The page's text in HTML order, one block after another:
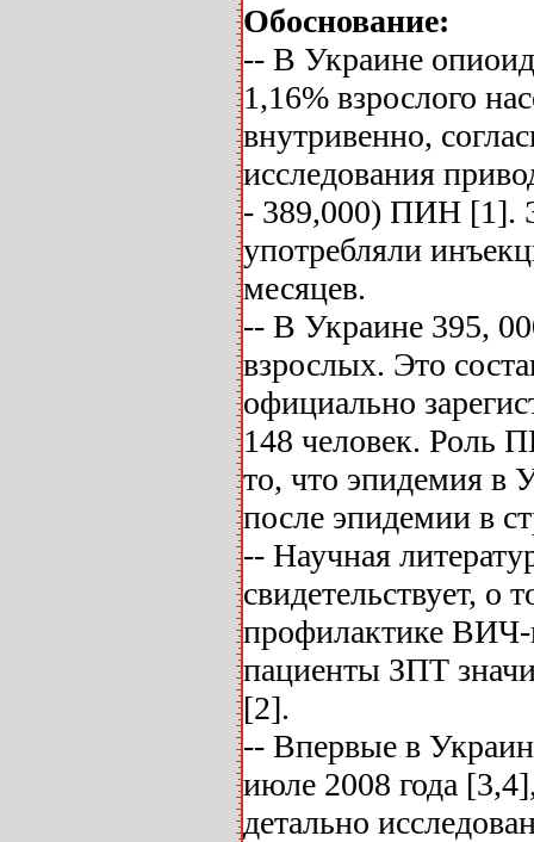
Обоснование:
-- В Украине
1,16% взрослого
внутривенно,
исследования
- 389,000) ПИН [1].
употребляли
месяцев.
-- В Украине 395,
взрослых. Это
официально
148 человек. Роль
то, что эпидемия в
после эпидемии в
-- Научная
свидетельствует, о
профилактике
пациенты ЗПТ
[2].
-- Впервые в
июле 2008 года
детально